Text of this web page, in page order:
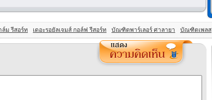
ล์ม รีสอร์ท เดอะรอยัลเจมส์ กอล์ฟ รีสอร์ท บัณฑิตพาร์เลอร์ ศาลายา บัณฑิตเพลส